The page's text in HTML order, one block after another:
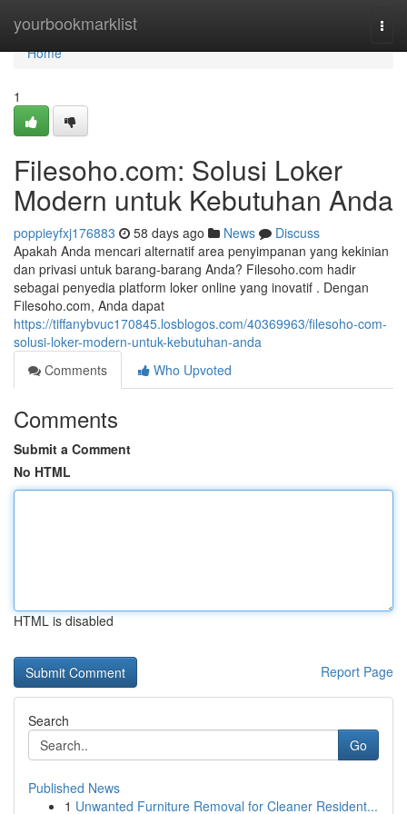
yourbookmarklist
Home
Home
1
Filesoho.com: Solusi Loker
Modern untuk Kebutuhan Anda
poppieyfxj176883 58 days ago News
Discuss
Apakah Anda mencari alternatif area penyimpanan yang kekinian
dan privasi untuk barang-barang Anda? Filesoho.com hadir
sebagai penyedia platform loker online yang inovatif . Dengan
Filesoho.com, Anda dapat
https://tiffanybvuc170845.losblogos.com/40369963/filesoho-com-
solusi-loker-modern-untuk-kebutuhan-anda
Comments
Who Upvoted
Comments
Submit a Comment
No HTML
HTML is disabled
Report Page
Search
Go
Published News
1 Unwanted Furniture Removal for Cleaner Resident...